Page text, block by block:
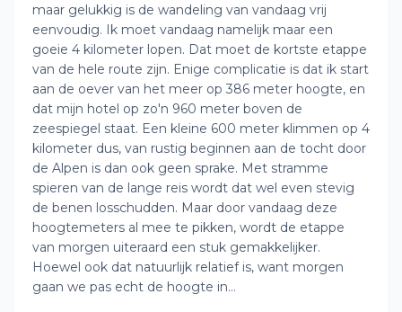
maar gelukkig is de wandeling van vandaag vrij
eenvoudig. Ik moet vandaag namelijk maar een
goeie 4 kilometer lopen. Dat moet de kortste etappe
van de hele route zijn. Enige complicatie is dat ik start
aan de oever van het meer op 386 meter hoogte, en
dat mijn hotel op zo'n 960 meter boven de
zeespiegel staat. Een kleine 600 meter klimmen op 4
kilometer dus, van rustig beginnen aan de tocht door
de Alpen is dan ook geen sprake. Met stramme
spieren van de lange reis wordt dat wel even stevig
de benen losschudden. Maar door vandaag deze
hoogtemeters al mee te pikken, wordt de etappe
van morgen uiteraard een stuk gemakkelijker.
Hoewel ook dat natuurlijk relatief is, want morgen
gaan we pas echt de hoogte in...